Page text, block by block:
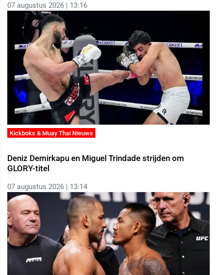
07 augustus 2026 | 13:16
Kickboks & Muay Thai Nieuws
Deniz Demirkapu en Miguel Trindade strijden om
GLORY-titel
07 augustus 2026 | 13:14